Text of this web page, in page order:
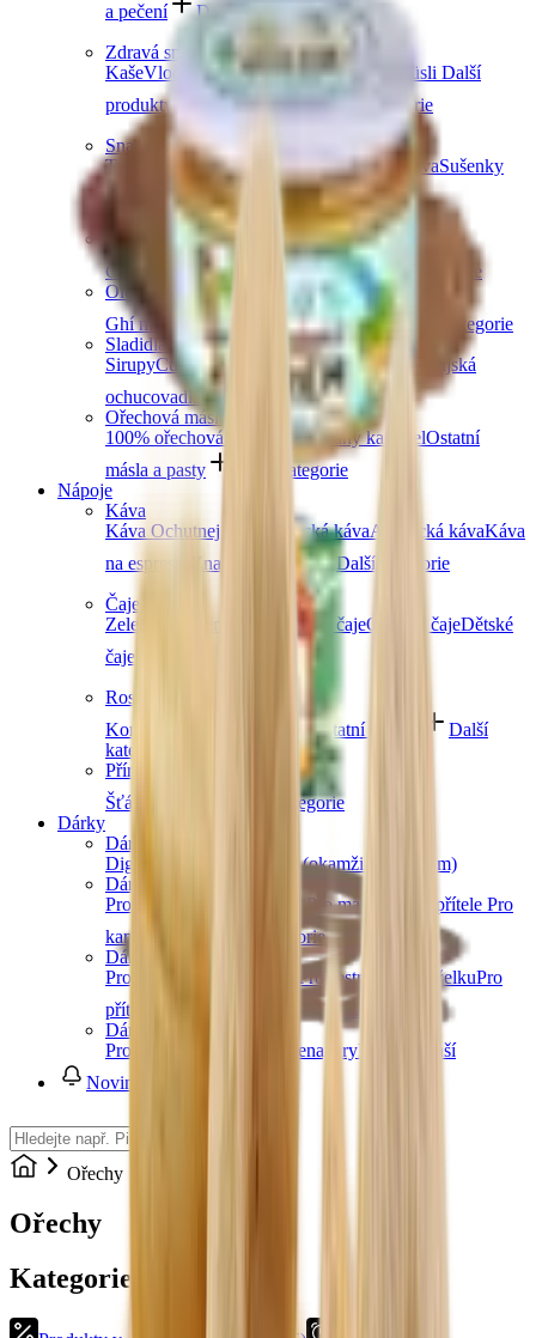
a pečení
Další kategorie
Zdravá snídaně
KašeVločky Müsli a granolaOvoce do müsli Další
produkty zdravé snídaně
Další kategorie
Snacky
Tyčinky
CrackeryBezlepkové křupkyChalvaSušenky
Další kategorie
Obiloviny a luštěniny
Čočka
BulgurKuskus Těstoviny
Další kategorie
Oleje a másla
Ghí máslo
Kokosové Speciální oleje
Další kategorie
Sladidla a dochucovadla
SirupyCukry a alternativní sladidlaKoření
Asijská
ochucovadla
Další kategorie
Ořechová másla
100% ořechová S čokoládouSlaný karamelOstatní
másla a pasty
Další kategorie
Nápoje
Káva
Káva Ochutnej Ořech
Africká kávaAmerická kávaKáva
na espresso
Značková káva
Další kategorie
Čaje
Zelené čaje
Bylinné čajeOvocné čajeDětské
čaje
Rostlinné nápoje
Kombucha
Ostatní nápoje
Další
kategorie
Přírodní vody a šťávy
Šťávy
Další kategorie
Dárky
Dárkové poukazy
Digitální dárkový poukaz (okamžitě e-mailem)
Dárky pro muže
Pro tátu
Pro manžela Pro přítele Pro
kamaráda
Další kategorie
Dárky pro ženy
Pro maminku
Pro sestru Pro manželkuPro
přítelkyni
Dárky pro děti
Pro holky
Pro teenageryPro nejmenší
Novinky
Ořechy
Ořechy
Kategorie